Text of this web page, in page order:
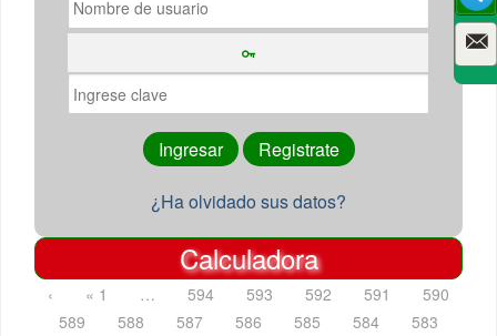
¿Ha olvidado sus datos?
Calculadora
‹ « 1 … 594 593 592 591
590
589
588 587 586 585 584
583